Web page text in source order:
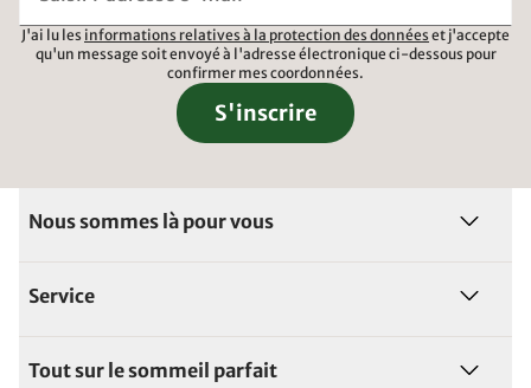
J'ai lu les informations relatives à la protection des données et j'accepte
qu'un message soit envoyé à l'adresse électronique ci-dessous pour
confirmer mes coordonnées.
S'inscrire
Nous sommes là pour vous
Service
Tout sur le sommeil parfait